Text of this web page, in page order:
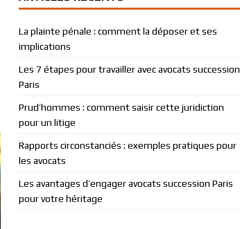
La plainte pénale : comment la déposer et ses
implications
Les 7 étapes pour travailler avec avocats succession
Paris
Prud’hommes : comment saisir cette juridiction
pour un litige
Rapports circonstanciés : exemples pratiques pour
les avocats
Les avantages d’engager avocats succession Paris
pour votre héritage